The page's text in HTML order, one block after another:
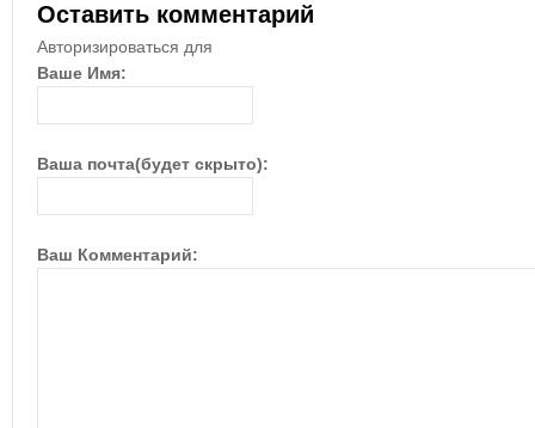
Оставить комментарий
Авторизироваться для
Ваше Имя:
Ваша почта(будет скрыто):
Ваш Комментарий: